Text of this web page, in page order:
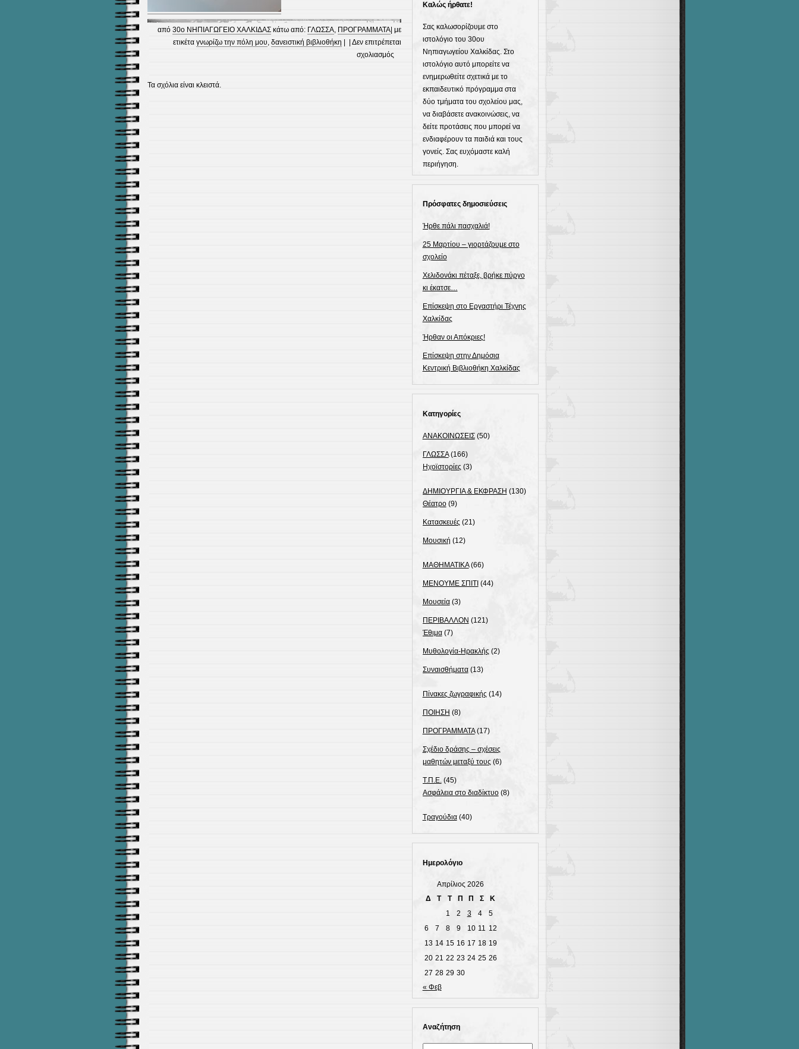
από 30ο ΝΗΠΙΑΓΩΓΕΙΟ ΧΑΛΚΙΔΑΣκάτω από: ΓΛΩΣΣΑ, ΠΡΟΓΡΑΜΜΑΤΑ| με
ετικέτα γνωρίζω την πόλη μου, δανειστική βιβλιοθήκη
Δεν επιτρέπεται
σχολιασμόςστο
Επίσκεψη
Βιβλιοθήκη
Χαλκίδας
Τα σχόλια είναι κλειστά.
Καλώς ήρθατε!
Σας καλωσορίζουμε στο
ιστολόγιο του 30ου
Νηπιαγωγείου Χαλκίδας. Στο
ιστολόγιο αυτό μπορείτε να
ενημερωθείτε σχετικά με το
εκπαιδευτικό πρόγραμμα στα
δύο τμήματα του σχολείου μας,
να διαβάσετε ανακοινώσεις, να
δείτε προτάσεις που μπορεί να
ενδιαφέρουν τα παιδιά και τους
γονείς. Σας ευχόμαστε καλή
περιήγηση.
Πρόσφατες δημοσιεύσεις
Ήρθε πάλι πασχαλιά!
25 Μαρτίου – γιορτάζουμε στο
σχολείο
Χελιδονάκι πέταξε, βρήκε πύργο
κι έκατσε…
Επίσκεψη στο Εργαστήρι Τέχνης
Χαλκίδας
Ήρθαν οι Απόκριες!
Επίσκεψη στην Δημόσια
Κεντρική Βιβλιοθήκη Χαλκίδας
Κατηγορίες
ΑΝΑΚΟΙΝΩΣΕΙΣ(50)
ΓΛΩΣΣΑ(166)
Ηχοϊστορίες (3)
ΔΗΜΙΟΥΡΓΙΑ & ΕΚΦΡΑΣΗ (130)
Θέατρο(9)
Κατασκευές (21)
Μουσική (12)
ΜΑΘΗΜΑΤΙΚΑ(66)
ΜΕΝΟΥΜΕ ΣΠΙΤΙ(44)
Μουσεία(3)
ΠΕΡΙΒΑΛΛΟΝ (121)
Έθιμα(7)
Μυθολογία-Ηρακλής (2)
Συναισθήματα(13)
Πίνακες ζωγραφικής (14)
ΠΟΙΗΣΗ (8)
ΠΡΟΓΡΑΜΜΑΤΑ(17)
Σχέδιο δράσης – σχέσεις
μαθητών μεταξύ τους (6)
Τ.Π.Ε. (45)
Ασφάλεια στο διαδίκτυο(8)
Τραγούδια(40)
Ημερολόγιο
Απρίλιος 2026
Δ
Τ Τ Π Π Σ
Κ
1
2 3 4
5
6
7 8 9 10 11 12
13 14 15 16 17 18 19
20 21 22 23 24 25 26
27 28 29 30
« Φεβ
Αναζήτηση